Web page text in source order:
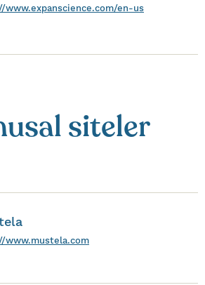
www.expanscience.com/en-us
siteler
www.mustela.com